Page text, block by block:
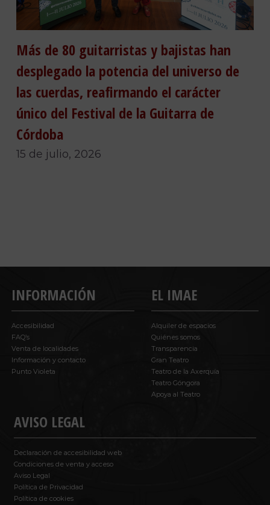
Más de 80 guitarristas y bajistas han
desplegado la potencia del universo de
las cuerdas, reafirmando el carácter
único del Festival de la Guitarra de
Córdoba
15 de julio, 2026
INFORMACIÓN
Accesibilidad
FAQ’s
Venta de localidades
Información y contacto
Punto Violeta
AVISO LEGAL
Declaración de accesibilidad web
Condiciones de venta y acceso
Aviso Legal
Política de Privacidad
Política de cookies
EL IMAE
Alquiler de espacios
Quiénes somos
Transparencia
Gran Teatro
Teatro de la Axerquía
Teatro Góngora
Apoya al Teatro